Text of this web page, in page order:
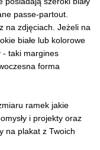
passe-partout.
na zdjęciach. Jeżeli na
białe lub kolorowe
- taki margines
forma
ramek jakie
i projekty oraz
na plakat z Twoich